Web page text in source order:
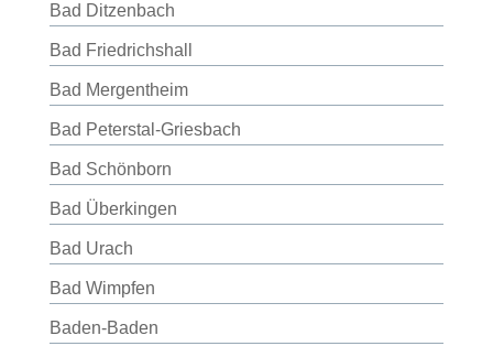
Bad Ditzenbach
Bad Friedrichshall
Bad Mergentheim
Bad Peterstal-Griesbach
Bad Schönborn
Bad Überkingen
Bad Urach
Bad Wimpfen
Baden-Baden